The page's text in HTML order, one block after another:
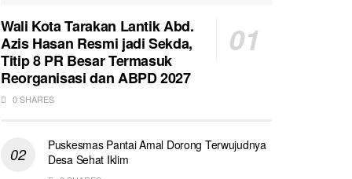
Wali Kota Tarakan Lantik Abd.
Azis Hasan Resmi jadi Sekda,
Titip 8 PR Besar Termasuk
Reorganisasi dan ABPD 2027
0 SHARES
Puskesmas Pantai Amal Dorong Terwujudnya
Desa Sehat Iklim